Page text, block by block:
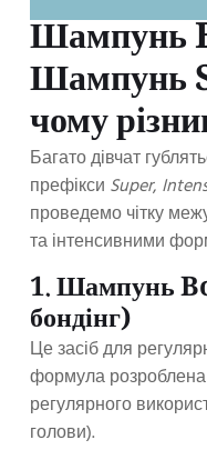
Шампунь
Шампунь
чому
Багато дівчат
префікси Super,
проведемо чітку
та інтенсивними
1. Шампунь
бондінг)
Це засіб для
формула
регулярного
голови).